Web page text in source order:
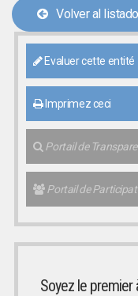
Volver al listado
Evaluer cette entité
Imprimez ceci
Portail de
Portail de
Soyez le premier